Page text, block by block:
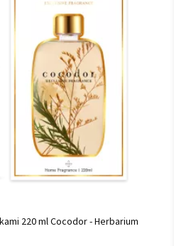
220 ml Cocodor - Herbarium